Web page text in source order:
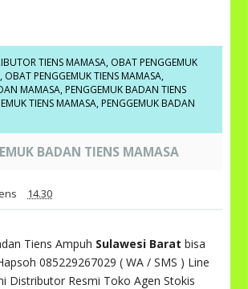
TIENS MAMASA, OBAT PENGGEMUK
, OBAT PENGGEMUK TIENS MAMASA,
MAMASA, PENGGEMUK BADAN TIENS
TIENS MAMASA, PENGGEMUK BADAN
BADAN TIENS MAMASA
14.30
Tiens Ampuh Sulawesi Barat bisa
085229267029 ( WA / SMS ) Line
Distributor Resmi Toko Agen Stokis